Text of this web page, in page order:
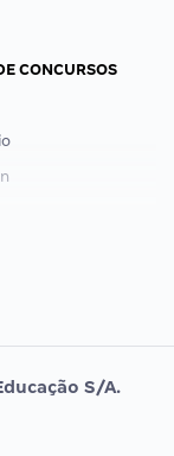
CONCURSOS
ORDEM
S/A.